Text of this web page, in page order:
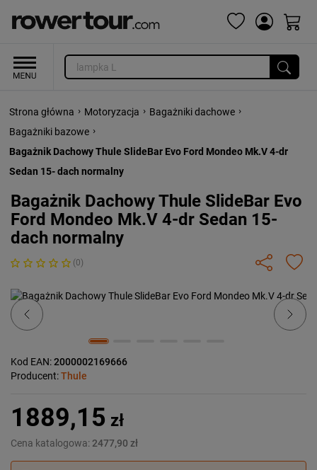
Strona główna › Motoryzacja › Bagażniki dachowe ›
Bagażniki bazowe ›
Bagażnik Dachowy Thule SlideBar Evo Ford Mondeo Mk.V 4-dr
Sedan 15- dach normalny
Bagażnik Dachowy Thule SlideBar Evo
Ford Mondeo Mk.V 4-dr Sedan 15-
dach normalny
(0)
Previous Next
Kod EAN:2000002169666
Producent:Thule
1889,15 zł
Cena katalogowa: 2477,90 zł